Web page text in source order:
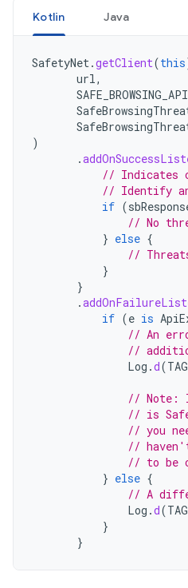
Kotlin Java
SafetyNet.getClient(this
url,
)
.
// Indicates
// Identify
if (
// No
} else {
//
}
}
.
if (e is
// An
//
Log .d(TAG
// Note:
// is
// you
//
// to be
} else {
// A
Log .d(TAG
}
}